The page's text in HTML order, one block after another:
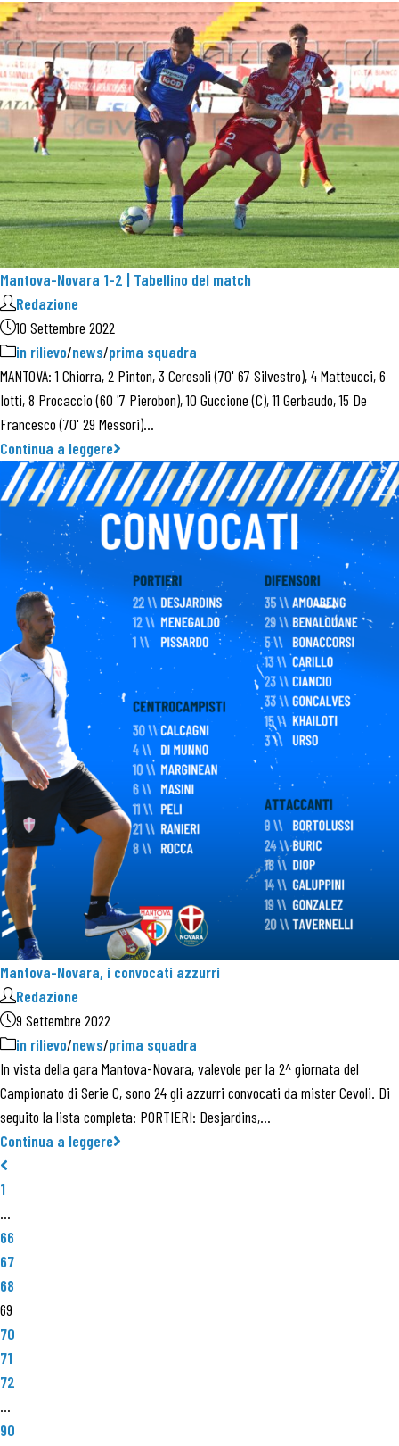
Mantova-Novara 1-2 | Tabellino del match
Redazione
10 Settembre 2022
in rilievo/news/prima squadra
MANTOVA: 1 Chiorra, 2 Pinton, 3 Ceresoli (70' 67 Silvestro), 4 Matteucci, 6
Iotti, 8 Procaccio (60 '7 Pierobon), 10 Guccione (C), 11 Gerbaudo, 15 De
Francesco (70' 29 Messori)…
Continua a leggere
Mantova-Novara, i convocati azzurri
Redazione
9 Settembre 2022
in rilievo/news/prima squadra
In vista della gara Mantova-Novara, valevole per la 2^ giornata del
Campionato di Serie C, sono 24 gli azzurri convocati da mister Cevoli. Di
seguito la lista completa: PORTIERI: Desjardins,…
Continua a leggere
1
…
66
67
68
69
70
71
72
…
90